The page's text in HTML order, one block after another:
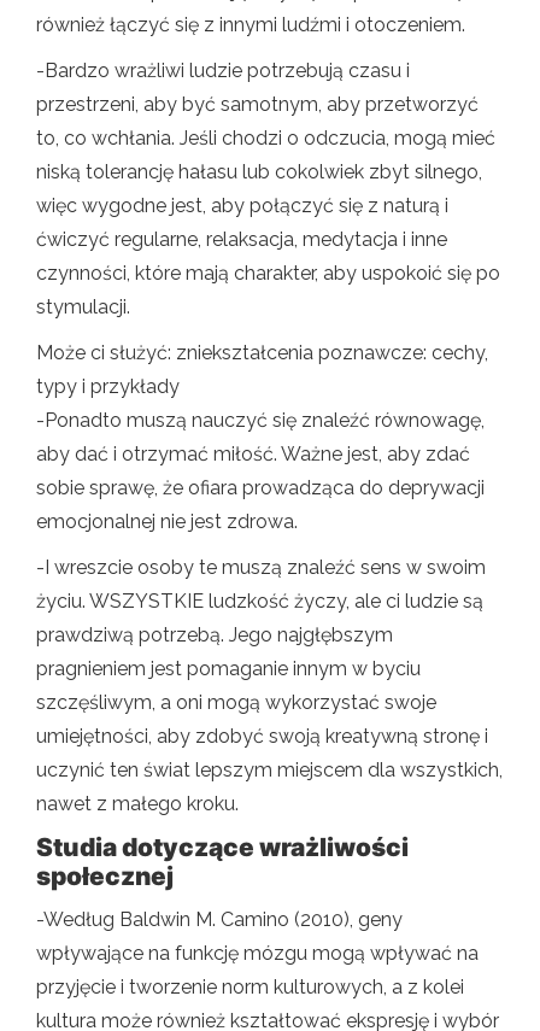
również łączyć się z innymi ludźmi i otoczeniem.
-Bardzo wrażliwi ludzie potrzebują czasu i
przestrzeni, aby być samotnym, aby przetworzyć
to, co wchłania. Jeśli chodzi o odczucia, mogą mieć
niską tolerancję hałasu lub cokolwiek zbyt silnego,
więc wygodne jest, aby połączyć się z naturą i
ćwiczyć regularne, relaksacja, medytacja i inne
czynności, które mają charakter, aby uspokoić się po
stymulacji.
Może ci służyć: zniekształcenia poznawcze: cechy,
typy i przykłady
-Ponadto muszą nauczyć się znaleźć równowagę,
aby dać i otrzymać miłość. Ważne jest, aby zdać
sobie sprawę, że ofiara prowadząca do deprywacji
emocjonalnej nie jest zdrowa.
-I wreszcie osoby te muszą znaleźć sens w swoim
życiu. WSZYSTKIE ludzkość życzy, ale ci ludzie są
prawdziwą potrzebą. Jego najgłębszym
pragnieniem jest pomaganie innym w byciu
szczęśliwym, a oni mogą wykorzystać swoje
umiejętności, aby zdobyć swoją kreatywną stronę i
uczynić ten świat lepszym miejscem dla wszystkich,
nawet z małego kroku.
Studia dotyczące wrażliwości
społecznej
-Według Baldwin M. Camino (2010), geny
wpływające na funkcję mózgu mogą wpływać na
przyjęcie i tworzenie norm kulturowych, a z kolei
kultura może również kształtować ekspresję i wybór